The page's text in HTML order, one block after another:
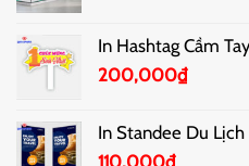
In Hashtag Cầm
200,000₫
In Standee Du Lịch
110,000₫